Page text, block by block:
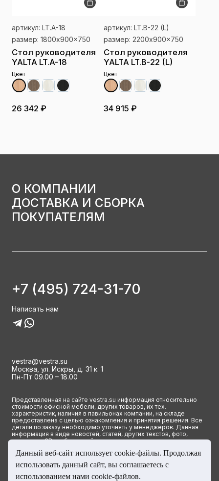
артикул: LT.A-18
размер: 1800x900x750
Стол руководителя
YALTA LT.A-18
Цвет
26 342 ₽
артикул: LT.B-22 (L)
размер: 2200x900x750
Стол руководителя
YALTA LT.B-22 (L)
Цвет
34 915 ₽
О КОМПАНИИ
ДОСТАВКА И СБОРКА
ПОКУПАТЕЛЯМ
+7 (495) 724-31-70
Написать нам
vestra@vestra.su
Москва, ул. Искры, д. 31 к. 1
Пн-Пт 09.00 – 18.00
Представленная на сайте vestra.su информация относительно
стоимости офисной мебели, других товаров, их тех.
характеристик, наличия в павильонах компании, на складе
предоставлена с целью ознакомления и принятия решения. Все
детали по заказу необходимо уточнять у менеджеров. Данная
информация в виде новостей, статей, других текстов, фото,
картинок и 3D изображений ни при каких условиях не является
положениями ст. 437(2) Гражданского кодекса РФ.
© 2023 Группа компаний ВЕСТРА. Все права сайта защищены
Данный веб-сайт использует cookie-файлы. Продолжая
использовать данный сайт, вы соглашаетесь с
использованием нами cookie-файлов.